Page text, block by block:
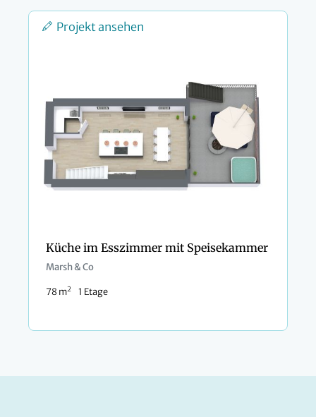
Projekt ansehen
Küche im Esszimmer mit Speisekammer
Marsh & Co
78 m2 1 Etage